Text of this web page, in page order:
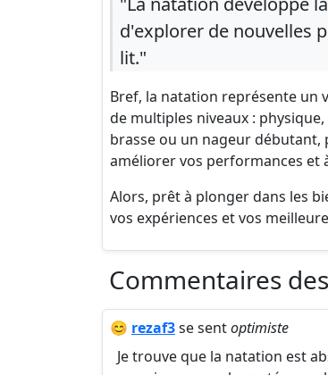
d'explorer de nouvelles
lit."
Bref, la natation représente un
de multiples niveaux :
brasse ou un nageur
améliorer vos performances et
Alors, prêt à plonger dans les
vos expériences et vos
Commentaires
😊 rezaf3se sentoptimiste
Je trouve que la natation est